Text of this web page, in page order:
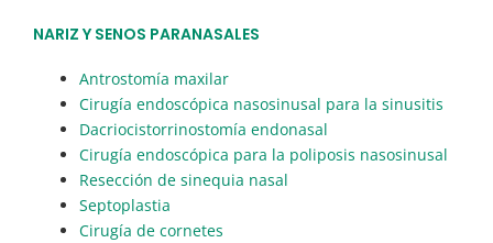
NARIZ Y SENOS PARANASALES
Antrostomía maxilar
Cirugía endoscópica nasosinusal para la sinusitis
Dacriocistorrinostomía endonasal
Cirugía endoscópica para la poliposis nasosinusal
Resección de sinequia nasal
Septoplastia
Cirugía de cornetes